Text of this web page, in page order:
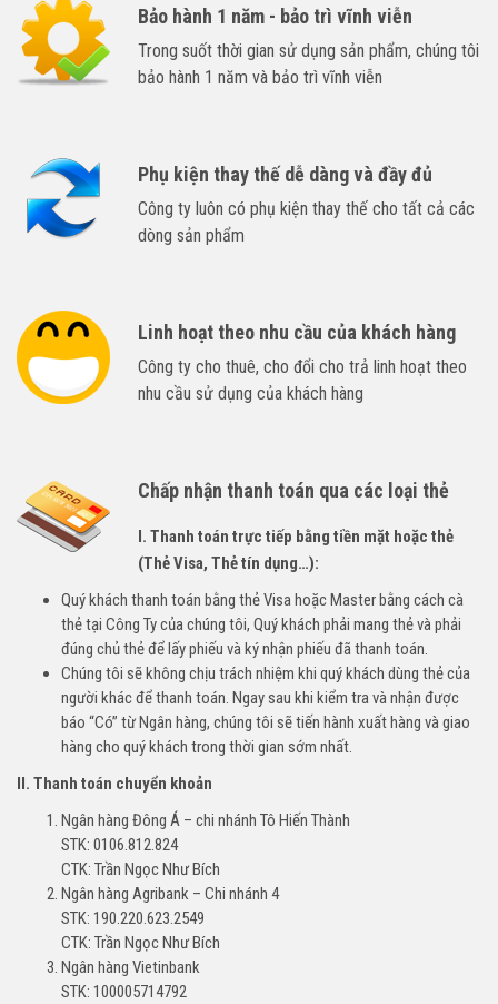
Bảo hành 1 năm - bảo trì vĩnh viễn
Trong suốt thời gian sử dụng sản phẩm, chúng tôi
bảo hành 1 năm và bảo trì vĩnh viễn
Phụ kiện thay thế dễ dàng và đầy đủ
Công ty luôn có phụ kiện thay thế cho tất cả các
dòng sản phẩm
Linh hoạt theo nhu cầu của khách hàng
Công ty cho thuê, cho đổi cho trả linh hoạt theo
nhu cầu sử dụng của khách hàng
Chấp nhận thanh toán qua các loại thẻ
I. Thanh toán trực tiếp bằng tiền mặt hoặc thẻ
(Thẻ Visa, Thẻ tín dụng…):
Quý khách thanh toán bằng thẻ Visa hoặc Master bằng cách cà
thẻ tại Công Ty của chúng tôi, Quý khách phải mang thẻ và phải
đúng chủ thẻ để lấy phiếu và ký nhận phiếu đã thanh toán.
Chúng tôi sẽ không chịu trách nhiệm khi quý khách dùng thẻ của
người khác để thanh toán. Ngay sau khi kiểm tra và nhận được
báo “Có” từ Ngân hàng, chúng tôi sẽ tiến hành xuất hàng và giao
hàng cho quý khách trong thời gian sớm nhất.
II. Thanh toán chuyển khoản
Ngân hàng Đông Á – chi nhánh Tô Hiến Thành
STK: 0106.812.824
CTK: Trần Ngọc Như Bích
Ngân hàng Agribank – Chi nhánh 4
STK: 190.220.623.2549
CTK: Trần Ngọc Như Bích
Ngân hàng Vietinbank
STK: 100005714792